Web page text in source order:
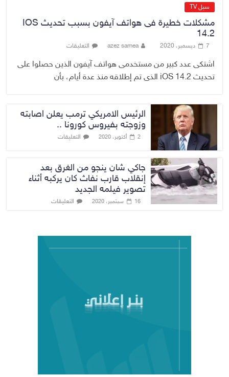
سيل TV
مشكلات خطيرة فى هواتف آيفون بسبب تحديث IOS
14.2
7 ديسمبر، 2020 azez samea التعليقات
اشتكى عدد كبير من مستخدمى هواتف آيفون الذين حصلوا على
تحديث iOS 14.2 الذى تم إطلاقه منذ عدة أيام، بأن
الرئيس الامريكي ترمب يعلن اصابته
وزوجته بفيروس كورونا ..
2 أكتوبر، 2020 التعليقات
جاكي شان ينجو من الغرق بعد
إنقلاب قارب نفاث كان يركبه أثناء
تصوير فيلمه الجديد
16 سبتمبر، 2020 التعليقات